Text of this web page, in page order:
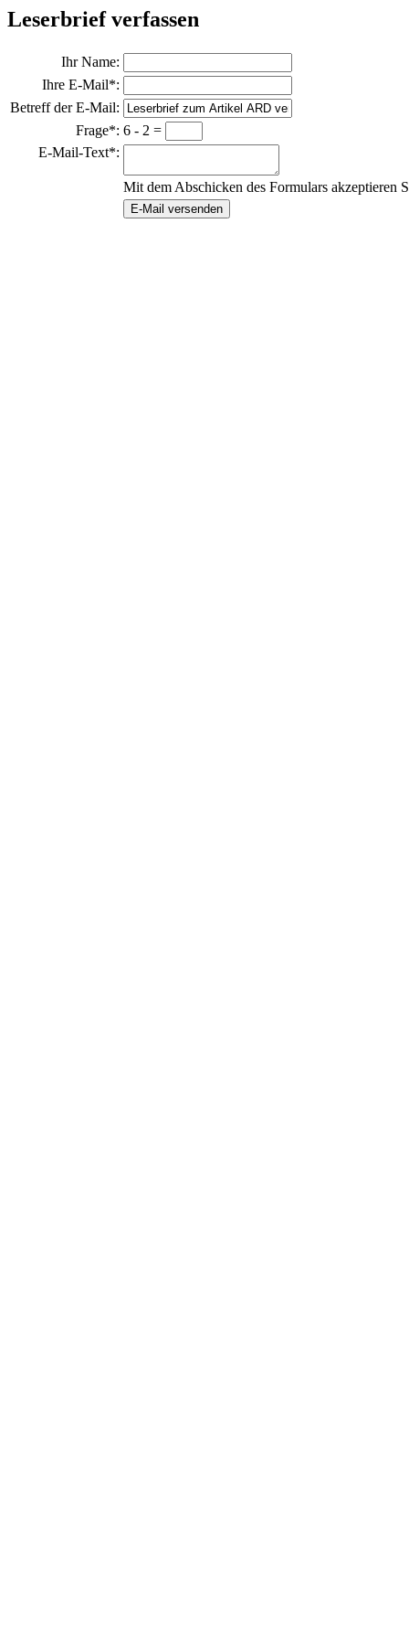
Leserbrief verfassen
Ihr Name:
Ihre E-Mail*:
Betreff der E-Mail:
Frage*: 6 - 2 =
E-Mail-Text*:
Mit dem Abschicken des Formulars akzeptieren
E-Mail versenden